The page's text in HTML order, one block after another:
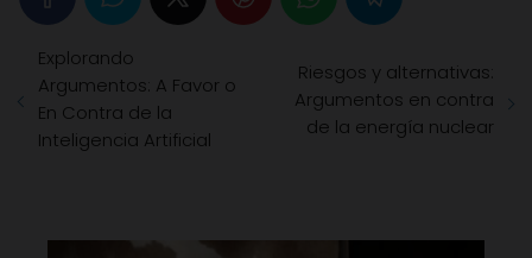
Explorando
Argumentos: A Favor o
En Contra de la
Inteligencia Artificial
Riesgos y alternativas:
Argumentos en contra
de la energía nuclear